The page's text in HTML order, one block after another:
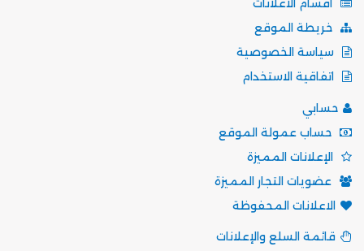
أقسام الاعلانات
خريطة الموقع
سياسة الخصوصية
اتفاقية الاستخدام
حسابي
حساب عمولة الموقع
الإعلانات المميزة
عضويات التجار المميزة
الاعلانات المحفوظة
قائمة السلع والإعلانات